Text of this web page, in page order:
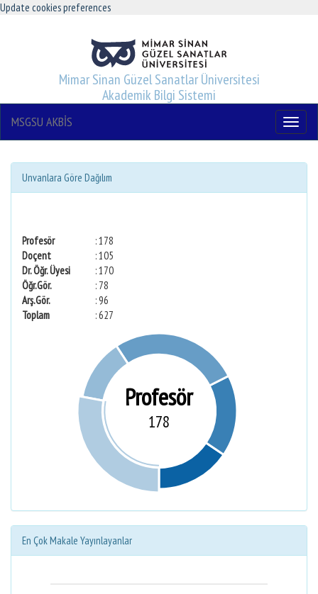
Update cookies preferences
Mimar Sinan Güzel Sanatlar Üniversitesi
Akademik Bilgi Sistemi
Menu
MSGSU AKBİS
Unvanlara Göre Dağılım
Profesör
: 178
Doçent
: 105
Dr. Öğr. Üyesi
: 170
Öğr.Gör.
: 78
Arş.Gör.
: 96
Toplam
: 627
Profesör
178
En Çok Makale Yayınlayanlar